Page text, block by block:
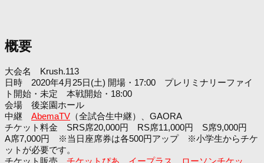
概要
大会名 Krush.113
日時 2020年4月25日(土) 開場・17:00 プレリミナリーファイ
ト開始・未定 本戦開始・18:00
会場 後楽園ホール
中継 AbemaTV （全試合生中継）、GAORA
チケット料金 SRS席20,000円 RS席11,000円 S席9,000円
A席7,000円 ※当日座席券は各500円アップ ※小学生からチケ
ットが必要です。